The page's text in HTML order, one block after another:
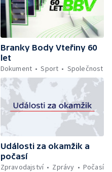
Branky Body Vteřiny 60
let
Dokument
Sport Společnost
Události za okamžik a
počasí
Zpravodajství
Zprávy Počasí